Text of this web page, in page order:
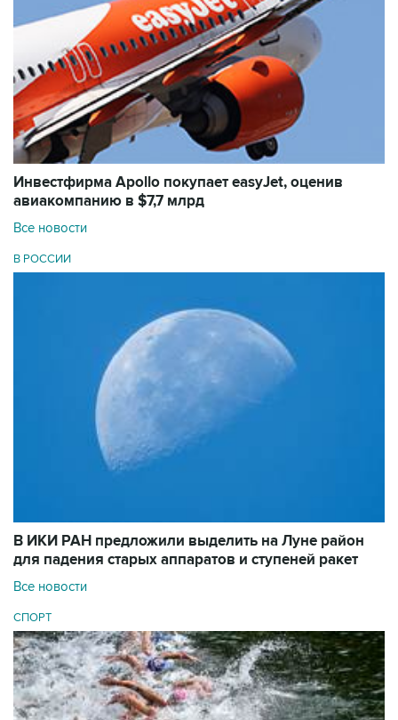
Инвестфирма Apollo покупает easyJet, оценив
авиакомпанию в $7,7 млрд
Все новости
В РОССИИ
В ИКИ РАН предложили выделить на Луне район
для падения старых аппаратов и ступеней ракет
Все новости
СПОРТ